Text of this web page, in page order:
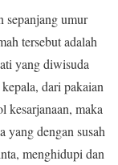
sepanjang umur
tersebut adalah
yang diwisuda
dari pakaian
kesarjanaan, maka
yang dengan susah
menghidupi dan